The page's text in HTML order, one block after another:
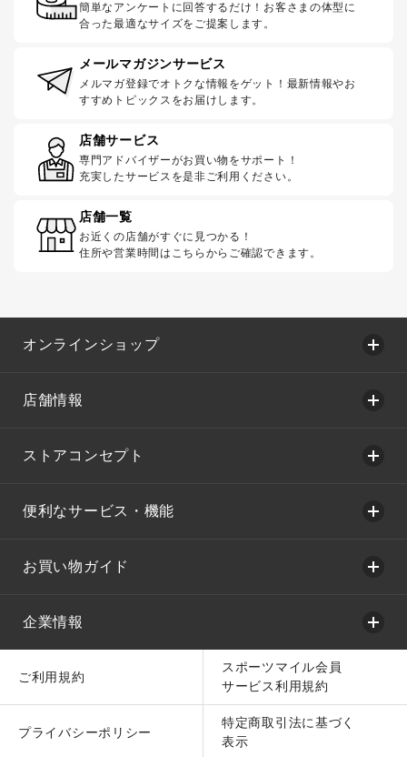
簡単なアンケートに回答するだけ！お客さまの体型に
合った最適なサイズをご提案します。
メールマガジンサービス
メルマガ登録でオトクな情報をゲット！最新情報やお
すすめトピックスをお届けします。
店舗サービス
専門アドバイザーがお買い物をサポート！
充実したサービスを是非ご利用ください。
店舗一覧
お近くの店舗がすぐに見つかる！
住所や営業時間はこちらからご確認できます。
オンラインショップ
店舗情報
ストアコンセプト
便利なサービス・機能
お買い物ガイド
企業情報
ご利用規約
スポーツマイル会員
サービス利用規約
プライバシーポリシー
特定商取引法に基づく
表示